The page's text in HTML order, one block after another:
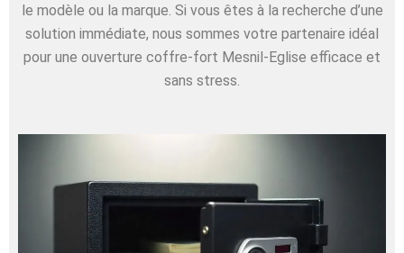
le modèle ou la marque. Si vous êtes à la recherche d’une
solution immédiate, nous sommes votre partenaire idéal
pour une ouverture coffre-fort Mesnil-Eglise efficace et
sans stress.